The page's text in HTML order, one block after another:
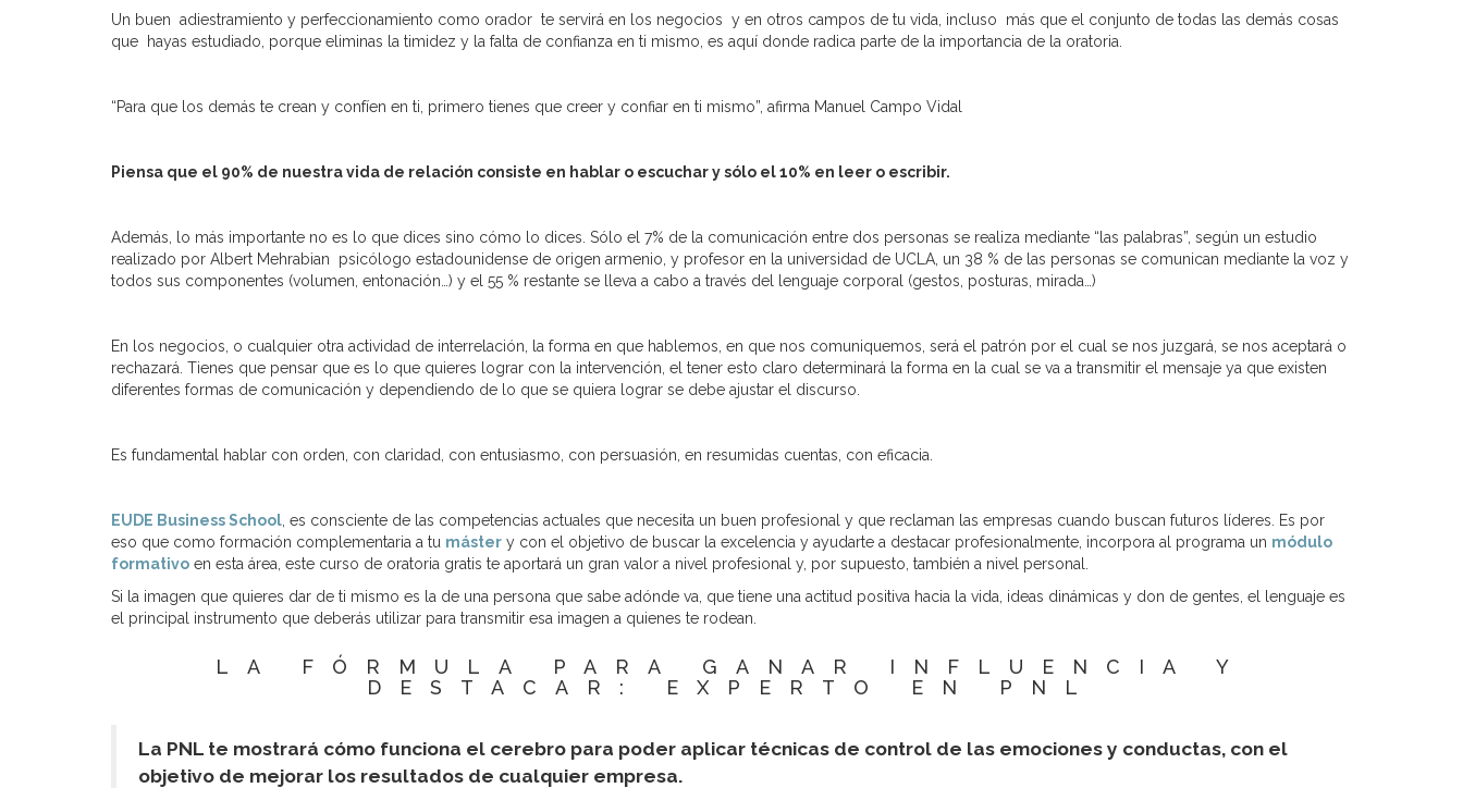
Un buen adiestramiento y perfeccionamiento como orador te servirá en los negocios y en otros campos de tu vida, incluso más que el conjunto de todas las demás cosas
que hayas estudiado, porque eliminas la timidez y la falta de confianza en ti mismo, es aquí donde radica parte de la importancia de la oratoria.
“Para que los demás te crean y confíen en ti, primero tienes que creer y confiar en ti mismo”, afirma Manuel Campo Vidal
Piensa que el 90% de nuestra vida de relación consiste en hablar o escuchar y sólo el 10% en leer o escribir.
Además, lo más importante no es lo que dices sino cómo lo dices. Sólo el 7% de la comunicación entre dos personas se realiza mediante “las palabras”, según un estudio
realizado por Albert Mehrabian psicólogo estadounidense de origen armenio, y profesor en la universidad de UCLA, un 38 % de las personas se comunican mediante la voz y
todos sus componentes (volumen, entonación…) y el 55 % restante se lleva a cabo a través del lenguaje corporal (gestos, posturas, mirada…)
En los negocios, o cualquier otra actividad de interrelación, la forma en que hablemos, en que nos comuniquemos, será el patrón por el cual se nos juzgará, se nos aceptará o
rechazará. Tienes que pensar que es lo que quieres lograr con la intervención, el tener esto claro determinará la forma en la cual se va a transmitir el mensaje ya que existen
diferentes formas de comunicación y dependiendo de lo que se quiera lograr se debe ajustar el discurso.
Es fundamental hablar con orden, con claridad, con entusiasmo, con persuasión, en resumidas cuentas, con eficacia.
EUDE Business School , es consciente de las competencias actuales que necesita un buen profesional y que reclaman las empresas cuando buscan futuros líderes. Es por
eso que como formación complementaria a tu máster y con el objetivo de buscar la excelencia y ayudarte a destacar profesionalmente, incorpora al programa un módulo
formativo en esta área, este curso de oratoria gratis te aportará un gran valor a nivel profesional y, por supuesto, también a nivel personal.
Si la imagen que quieres dar de ti mismo es la de una persona que sabe adónde va, que tiene una actitud positiva hacia la vida, ideas dinámicas y don de gentes, el lenguaje es
el principal instrumento que deberás utilizar para transmitir esa imagen a quienes te rodean.
LA FÓRMULA PARA GANAR INFLUENCIA Y
DESTACAR: EXPERTO EN PNL
La PNL te mostrará cómo funciona el cerebro para poder aplicar técnicas de control de las emociones y conductas, con el
objetivo de mejorar los resultados de cualquier empresa.